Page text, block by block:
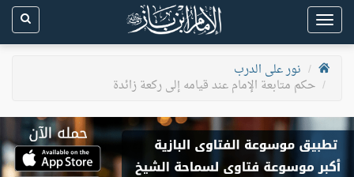
Toggle
navigation
نور على الدرب
حكم متابعة الإمام عند قيامه إلى ركعة زائدة